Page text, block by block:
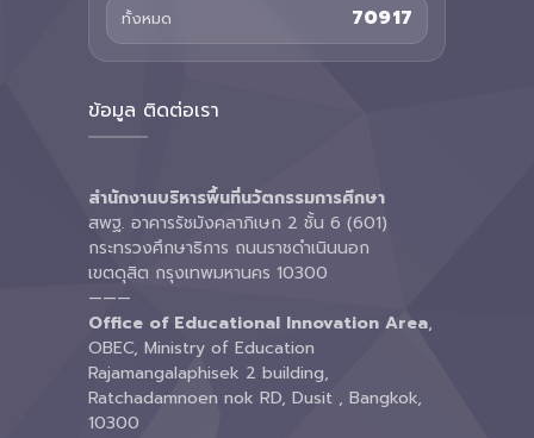
ทั้งหมด 70917
ข้อมูล ติดต่อเรา
สำนักงานบริหารพื้นที่นวัตกรรมการศึกษา
สพฐ. อาคารรัชมังคลาภิเษก 2 ชั้น 6 (601)
กระทรวงศึกษาธิการ ถนนราชดำเนินนอก
เขตดุสิต กรุงเทพมหานคร 10300
———
Office of Educational Innovation Area,
OBEC, Ministry of Education
Rajamangalaphisek 2 building,
Ratchadamnoen nok RD, Dusit , Bangkok,
10300